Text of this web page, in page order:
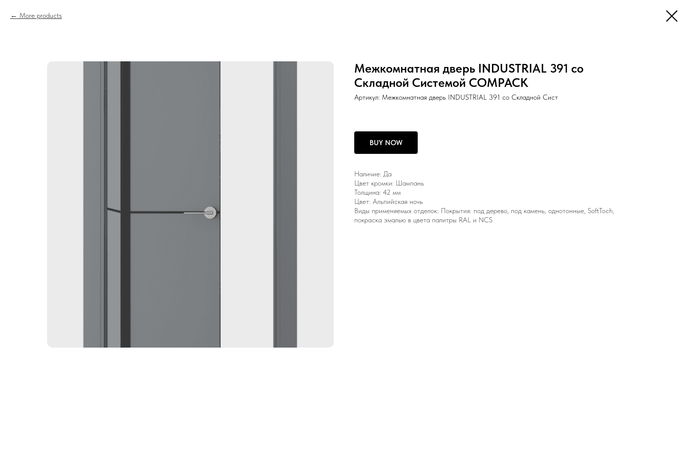
More products
Межкомнатная дверь INDUSTRIAL 391 со
Складной Системой COMPACK
Артикул: Межкомнатная дверь INDUSTRIAL 391 со Складной Сист
BUY NOW
Наличие: Да
Цвет кромки: Шампань
Толщина: 42 мм
Цвет: Альпийская ночь
Виды применяемых отделок: Покрытия: под дерево, под камень, однотонные, SoftToch,
покраска эмалью в цвета палитры RAL и NCS